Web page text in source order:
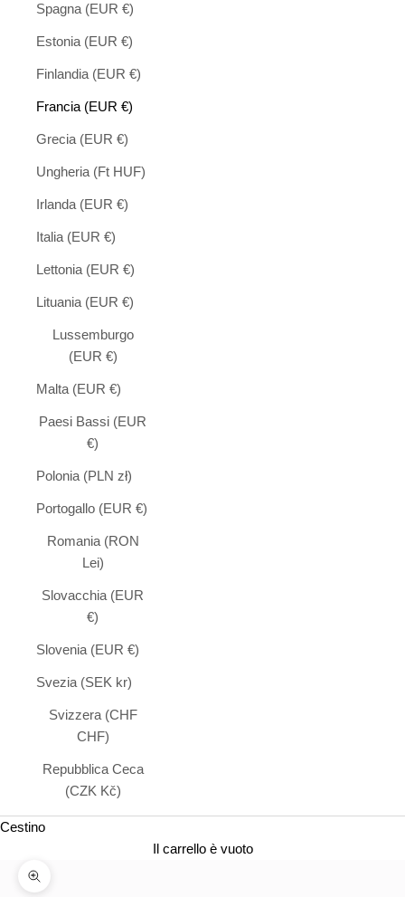
Spagna (EUR €)
Estonia (EUR €)
Finlandia (EUR €)
Francia (EUR €)
Grecia (EUR €)
Ungheria (Ft HUF)
Irlanda (EUR €)
Italia (EUR €)
Lettonia (EUR €)
Lituania (EUR €)
Lussemburgo
(EUR €)
Malta (EUR €)
Paesi Bassi (EUR
€)
Polonia (PLN zł)
Portogallo (EUR €)
Romania (RON
Lei)
Slovacchia (EUR
€)
Slovenia (EUR €)
Svezia (SEK kr)
Svizzera (CHF
CHF)
Repubblica Ceca
(CZK Kč)
Cestino
Il carrello è vuoto
Ingrandire l'immagine